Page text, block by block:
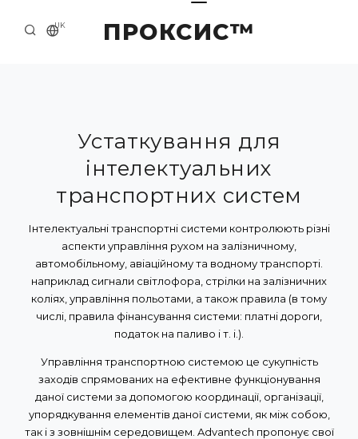
ПРОКСИС™
UK
ПРО НАС
ПРИКЛАДИ ТА РІШЕННЯ
КАТАЛОГ ПРОДУКЦІЇ
НОВИНИ
Устаткування для
інтелектуальних
транспортних систем
Інтелектуальні транспортні системи контролюють різні
аспекти управління рухом на залізничному,
автомобільному, авіаційному та водному транспорті.
наприклад сигнали світлофора, стрілки на залізничних
коліях, управління польотами, а також правила (в тому
числі, правила фінансування системи: платні дороги,
податок на паливо і т. і.).
Управління транспортною системою це сукупність
заходів спрямованих на ефективне функціонування
даної системи за допомогою координації, організації,
упорядкування елементів даної системи, як між собою,
так і з зовнішнім середовищем. Advantech пропонує свої